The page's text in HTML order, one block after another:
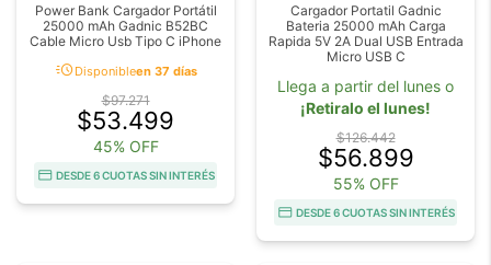
Power Bank Cargador Portátil
25000 mAh Gadnic B52BC
Cable Micro Usb Tipo C iPhone
acuteDisponibleen 37 días
$97.271
$53.499
45% OFF
DESDE 6 CUOTAS SIN INTERÉS
Cargador Portatil Gadnic
Bateria 25000 mAh Carga
Rapida 5V 2A Dual USB Entrada
Micro USB C
Llega a partir del lunes o
¡Retiralo el lunes!
$126.442
$56.899
55% OFF
DESDE 6 CUOTAS SIN INTERÉS